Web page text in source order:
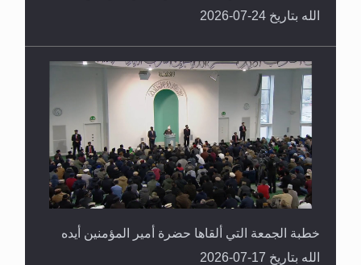
الله بتاريخ 24-07-2026
خطبة الجمعة التي ألقاها حضرة أمير المؤمنين أيده
الله بتاريخ 17-07-2026